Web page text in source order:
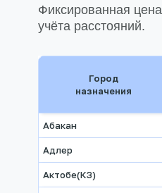
Фиксированная
учёта расстояний.
Город
назначения
Абакан
Адлер
Актобе(КЗ)